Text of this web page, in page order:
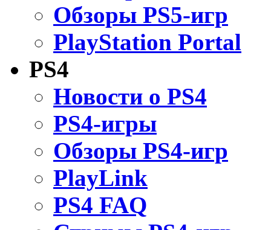
Обзоры PS5-игр
PlayStation Portal
PS4
Новости о PS4
PS4-игры
Обзоры PS4-игр
PlayLink
PS4 FAQ